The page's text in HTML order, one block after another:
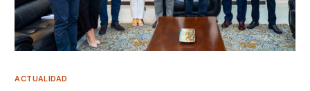
ACTUALIDAD